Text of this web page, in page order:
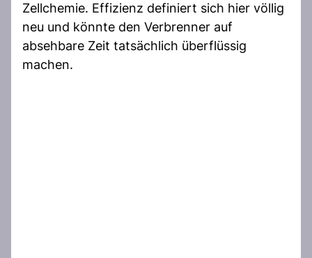
Zellchemie. Effizienz definiert sich hier völlig
neu und könnte den Verbrenner auf
absehbare Zeit tatsächlich überflüssig
machen.